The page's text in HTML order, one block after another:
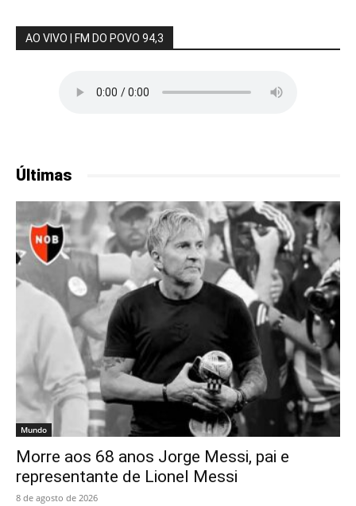
AO VIVO | FM DO POVO 94,3
Últimas
Mundo
Morre aos 68 anos Jorge Messi, pai e
representante de Lionel Messi
8 de agosto de 2026